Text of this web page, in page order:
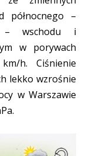
północnego –
– wschodu i
w porywach
h. Ciśnienie
lekko wzrośnie
w Warszawie